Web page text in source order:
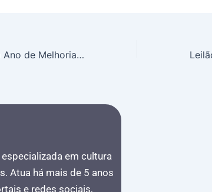
Via Cristais: Um Ano de Melhorias na BR-040 com 4.200 Buracos Tapados e Nova Expansão Planejada
em cultura
Atua há mais de 5 anos
e redes sociais,